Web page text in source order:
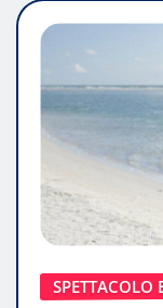
SPETTACOLO